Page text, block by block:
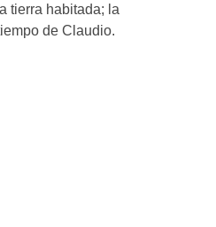
tierra habitada; la
de Claudio.